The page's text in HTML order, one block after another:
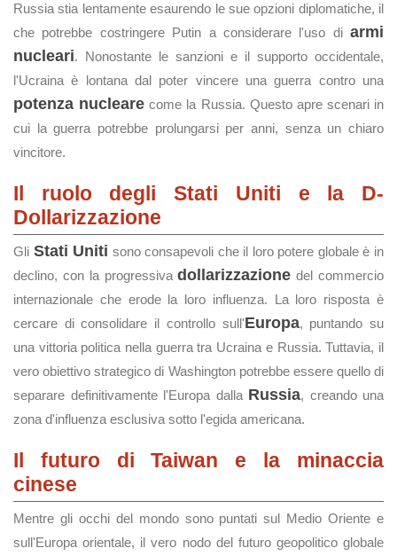
Russia stia lentamente esaurendo le sue opzioni diplomatiche, il
che potrebbe costringere Putin a considerare l'uso di armi
nucleari. Nonostante le sanzioni e il supporto occidentale,
l'Ucraina è lontana dal poter vincere una guerra contro una
potenza nucleare come la Russia. Questo apre scenari in
cui la guerra potrebbe prolungarsi per anni, senza un chiaro
vincitore.
Il ruolo degli Stati Uniti e la D-
Dollarizzazione
Gli Stati Uniti sono consapevoli che il loro potere globale è in
declino, con la progressivadollarizzazione del commercio
internazionale che erode la loro influenza. La loro risposta è
cercare di consolidare il controllo sull'Europa, puntando su
una vittoria politica nella guerra tra Ucraina e Russia. Tuttavia, il
vero obiettivo strategico di Washington potrebbe essere quello di
separare definitivamente l'Europa dalla Russia, creando una
zona d'influenza esclusiva sotto l'egida americana.
Il futuro di Taiwan e la minaccia
cinese
Mentre gli occhi del mondo sono puntati sul Medio Oriente e
sull'Europa orientale, il vero nodo del futuro geopolitico globale